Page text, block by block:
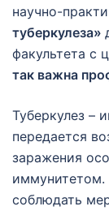
научно-
туберкулеза»
факультета с
так важна
Туберкулез –
передается
заражения
иммунитетом.
соблюдать